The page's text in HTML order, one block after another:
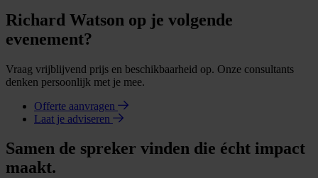
Richard Watson op je volgende
evenement?
Vraag vrijblijvend prijs en beschikbaarheid op. Onze consultants
denken persoonlijk met je mee.
Offerte aanvragen
Laat je adviseren
Samen de spreker vinden die écht impact
maakt.